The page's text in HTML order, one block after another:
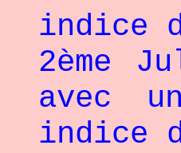
indice
2ème
avec
indice